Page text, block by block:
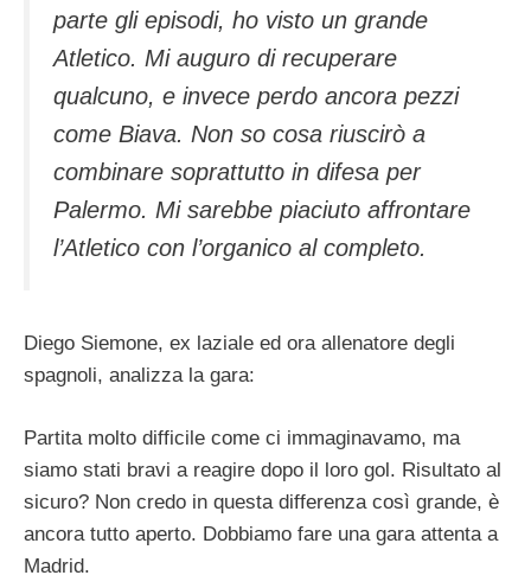
parte gli episodi, ho visto un grande
Atletico. Mi auguro di recuperare
qualcuno, e invece perdo ancora pezzi
come Biava. Non so cosa riuscirò a
combinare soprattutto in difesa per
Palermo. Mi sarebbe piaciuto affrontare
l’Atletico con l’organico al completo.
Diego Siemone, ex laziale ed ora allenatore degli
spagnoli, analizza la gara:
Partita molto difficile come ci immaginavamo, ma
siamo stati bravi a reagire dopo il loro gol. Risultato al
sicuro? Non credo in questa differenza così grande, è
ancora tutto aperto. Dobbiamo fare una gara attenta a
Madrid.